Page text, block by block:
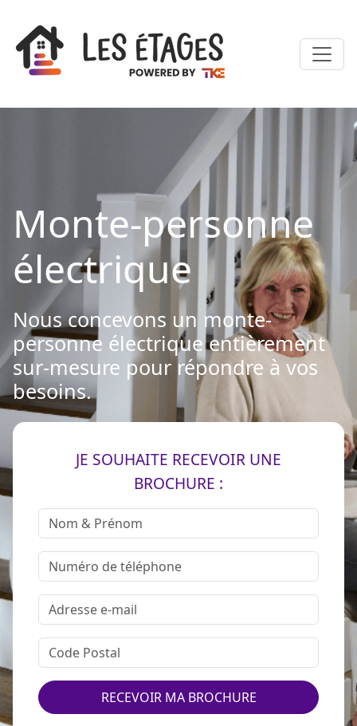
Monte-personne
électrique
Nous concevons un monte-
personne électrique entièrement
sur-mesure pour répondre à vos
besoins.
JE SOUHAITE RECEVOIR UNE
BROCHURE :
RECEVOIR MA BROCHURE